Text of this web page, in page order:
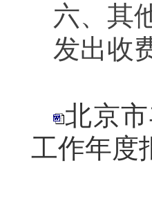
六、其
发出收
北京
工作年度